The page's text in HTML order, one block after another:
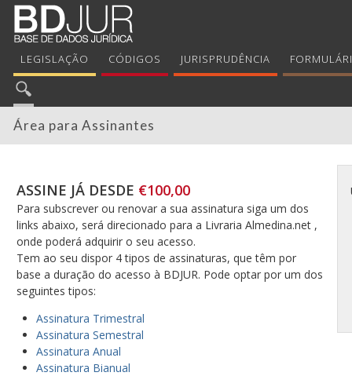
LEGISLAÇÃO CÓDIGOS JURISPRUDÊNCIA
Área para Assinantes
ASSINE JÁ DESDE €100,00
Para subscrever ou renovar a sua assinatura siga um dos
links abaixo, será direcionado para a Livraria Almedina.net ,
onde poderá adquirir o seu acesso.
Tem ao seu dispor 4 tipos de assinaturas, que têm por
base a duração do acesso à BDJUR. Pode optar por um dos
seguintes tipos:
Assinatura Trimestral
Assinatura Semestral
Assinatura Anual
Assinatura Bianual